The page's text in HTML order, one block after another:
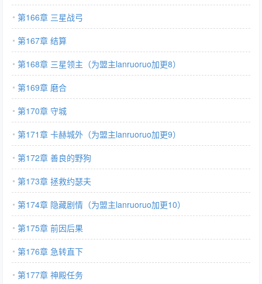
第166章 三星战弓
第167章 结算
第168章 三星领主（为盟主lanruoruo加更8）
第169章 磨合
第170章 守城
第171章 卡赫城外（为盟主lanruoruo加更9）
第172章 善良的野狗
第173章 拯救约瑟夫
第174章 隐藏剧情（为盟主lanruoruo加更10）
第175章 前因后果
第176章 急转直下
第177章 神殿任务